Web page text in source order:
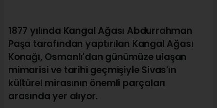
1877 yılında Kangal Ağası Abdurrahman
Paşa tarafından yaptırılan Kangal Ağası
Konağı, Osmanlı'dan günümüze ulaşan
mimarisi ve tarihi geçmişiyle Sivas'ın
kültürel mirasının önemli parçaları
arasında yer alıyor.